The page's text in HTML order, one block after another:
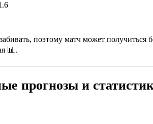
поэтому матч может получиться
📊.
прогнозы и